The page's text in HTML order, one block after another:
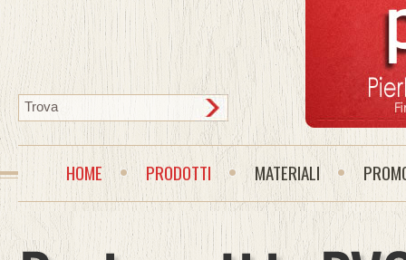
HOME PRODOTTI MATERIALI